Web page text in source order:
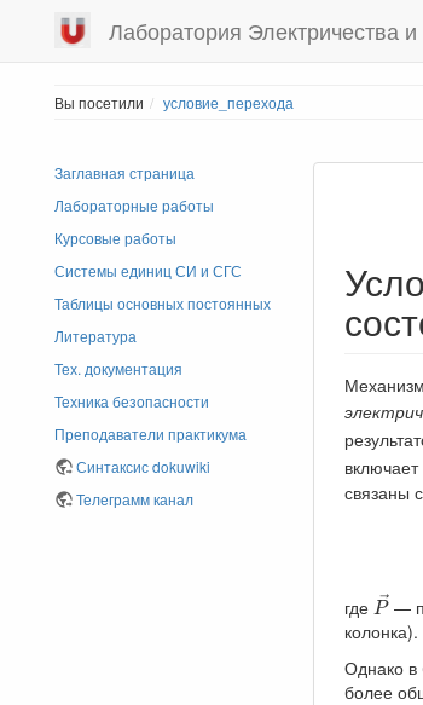
Лаборатория Электричества
Вы посетили условие_перехода
Заглавная страница
Лабораторные работы
Курсовые работы
Системы единиц СИ и СГС
Таблицы основных постоянных
Литература
Тех. документация
Техника безопасности
Преподаватели практикума
Синтаксис dokuwiki
Телеграмм канал
связаны
где →
P
P→—
колонка).
Однако в
более